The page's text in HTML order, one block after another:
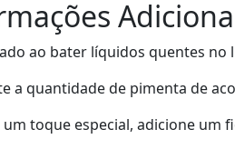
ao bater líquidos quentes
a quantidade de pimenta de
um toque especial, adicione um